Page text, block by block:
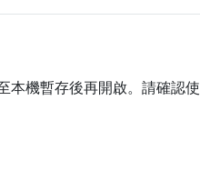
機暫存後再開啟。請確認